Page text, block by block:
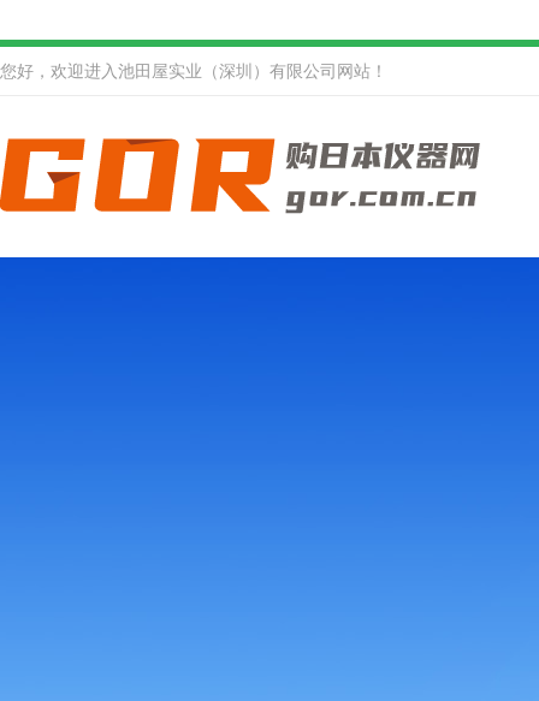
您好，欢迎进入池田屋实业（深圳）有限公司网站！